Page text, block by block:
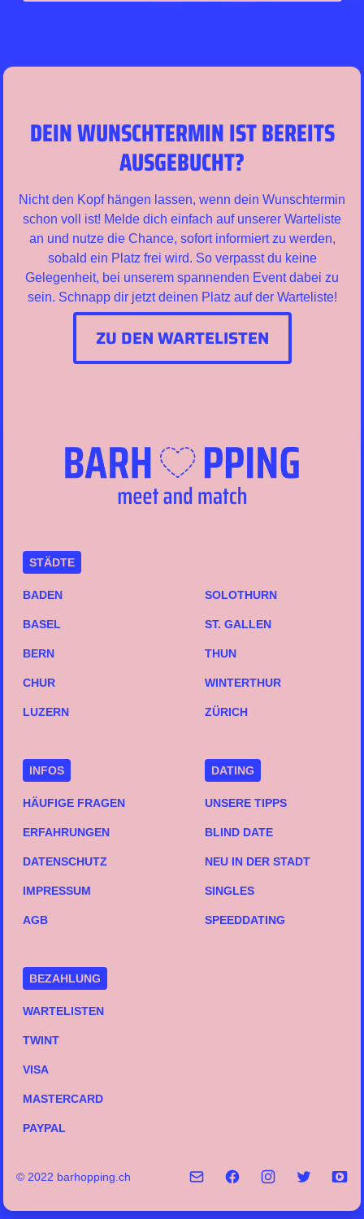
DEIN WUNSCHTERMIN IST BEREITS
AUSGEBUCHT?
Nicht den Kopf hängen lassen, wenn dein Wunschtermin
schon voll ist! Melde dich einfach auf unserer Warteliste
an und nutze die Chance, sofort informiert zu werden,
sobald ein Platz frei wird. So verpasst du keine
Gelegenheit, bei unserem spannenden Event dabei zu
sein. Schnapp dir jetzt deinen Platz auf der Warteliste!
ZU DEN WARTELISTEN
STÄDTE
BADEN
BASEL
BERN
CHUR
LUZERN
SOLOTHURN
ST. GALLEN
THUN
WINTERTHUR
ZÜRICH
INFOS
HÄUFIGE FRAGEN
ERFAHRUNGEN
DATENSCHUTZ
IMPRESSUM
AGB
DATING
UNSERE TIPPS
BLIND DATE
NEU IN DER STADT
SINGLES
SPEEDDATING
BEZAHLUNG
WARTELISTEN
TWINT
VISA
MASTERCARD
PAYPAL
© 2022 barhopping.ch